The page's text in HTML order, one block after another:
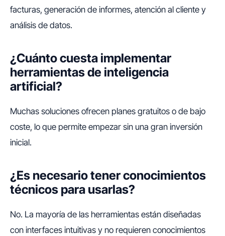
facturas, generación de informes, atención al cliente y
análisis de datos.
¿Cuánto cuesta implementar
herramientas de inteligencia
artificial?
Muchas soluciones ofrecen planes gratuitos o de bajo
coste, lo que permite empezar sin una gran inversión
inicial.
¿Es necesario tener conocimientos
técnicos para usarlas?
No. La mayoría de las herramientas están diseñadas
con interfaces intuitivas y no requieren conocimientos